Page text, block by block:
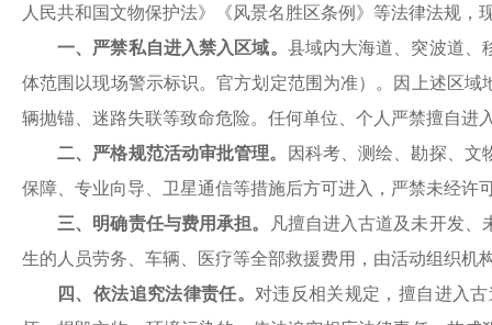
人民共和国文物保护法》 《风景名胜区条例》 等法律法规，
一、 严禁私自进入禁入区域。 县域内大海道、 突波道、
体范围以现场警示标识。官方划定范围为准）
。 因上述区域
辆抛锚、迷路失联等致命危险。任何单位、个人严禁擅自进
二、严格规范活动审批管理。
因科考、测绘、勘探、 文
保障、专业向导、卫星通信等措施后方可进入，严禁未经
三、明确责任与费用承担。
凡擅自进入古道及未开发、
生的人员劳务、车辆、医疗等全部救援费用，由活动组织机
四、依法追究法律责任。 对违反相关规定，擅自进入